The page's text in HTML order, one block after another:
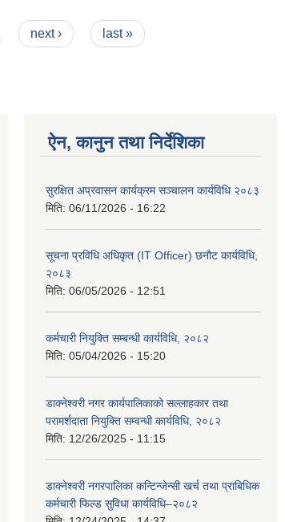
next › last »
ऐन, कानुन तथा निर्देशिका
सुरक्षित अप्रवासन कार्यक्रम सञ्चालन कार्यविधि २०८३
मिति: 06/11/2026 - 16:22
सूचना प्रविधि अधिकृत (IT Officer) छनौट कार्यविधि,
२०८३
मिति: 06/05/2026 - 12:51
कर्मचारी नियुक्ति सम्बन्धी कार्यविधि, २०८२
मिति: 05/04/2026 - 15:20
डाक्नेश्वरी नगर कार्यपालिकाको सल्लाहकार तथा
परामर्शदाता नियुक्ति सम्वन्धी कार्यविधि, २०८२
मिति: 12/26/2025 - 11:15
डाक्नेश्वरी नगरपालिका कन्टिन्जेन्सी खर्च तथा प्राबिधिक
कर्मचारी फिल्ड सुविधा कार्यविधि–२०८२